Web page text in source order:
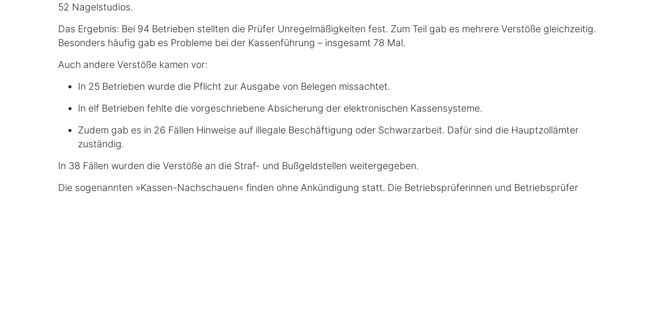
52 Nagelstudios.
Das Ergebnis: Bei 94 Betrieben stellten die Prüfer Unregelmäßigkeiten fest. Zum Teil gab es mehrere Verstöße gleichzeitig.
Besonders häufig gab es Probleme bei der Kassenführung – insgesamt 78 Mal.
Auch andere Verstöße kamen vor:
In 25 Betrieben wurde die Pflicht zur Ausgabe von Belegen missachtet.
In elf Betrieben fehlte die vorgeschriebene Absicherung der elektronischen Kassensysteme.
Zudem gab es in 26 Fällen Hinweise auf illegale Beschäftigung oder Schwarzarbeit. Dafür sind die Hauptzollämter
zuständig.
In 38 Fällen wurden die Verstöße an die Straf- und Bußgeldstellen weitergegeben.
Die sogenannten »Kassen-Nachschauen« finden ohne Ankündigung statt. Die Betriebsprüferinnen und Betriebsprüfer